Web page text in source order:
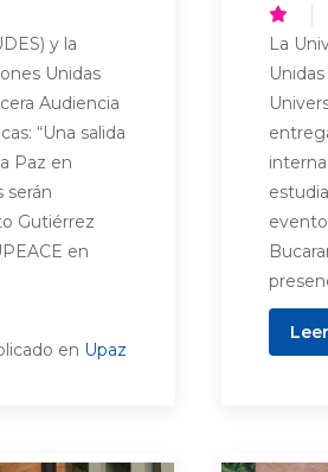
y la
Unidas
Audiencia
“Una salida
Paz en
serán
Gutiérrez
en
en Upaz
La